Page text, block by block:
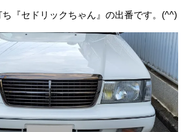
『セドリックちゃん』の出番です。(^^)